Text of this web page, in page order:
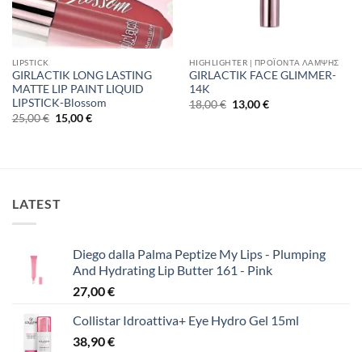
LIPSTICK
GIRLACTIK LONG LASTING
MATTE LIP PAINT LIQUID
LIPSTICK-Blossom
25,00€ Original
price
15,00€Η
HIGHLIGHTER | ΠΡΟΪΌΝΤΑ ΛΆΜΨΗΣ
GIRLACTIK FACE GLIMMER-
14K
18,00€ Original
price
13,00€Η
LATEST
Diego dalla Palma Peptize My Lips - Plumping
And Hydrating Lip Butter 161 - Pink
27,00€
Collistar Idroattiva+ Eye Hydro Gel 15ml
38,90€